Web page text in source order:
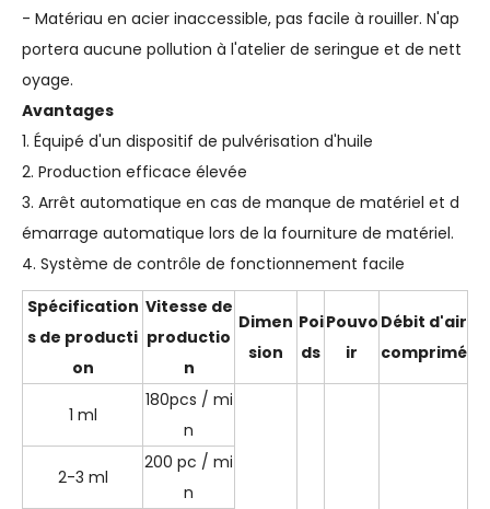
- Matériau en acier inaccessible, pas facile à rouiller. N'ap
portera aucune pollution à l'atelier de seringue et de nett
oyage.
Avantages
1. Équipé d'un dispositif de pulvérisation d'huile
2. Production efficace élevée
3. Arrêt automatique en cas de manque de matériel et d
émarrage automatique lors de la fourniture de matériel.
4. Système de contrôle de fonctionnement facile
Spécification
s de producti
on
Vitesse de
productio
n
Dimen
sion
Poi
ds
Pouvo
ir
Débit d'air
comprimé
1 ml
180pcs / mi
n
2-3 ml
200 pc / mi
n